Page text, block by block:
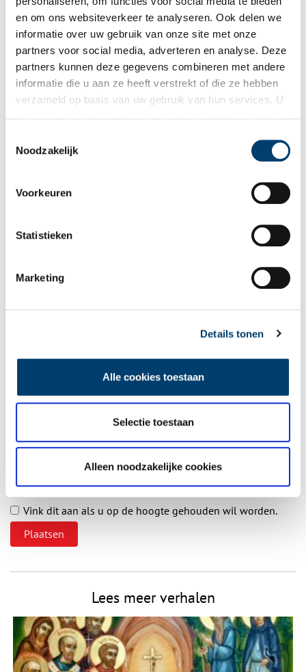
en om ons websiteverkeer te analyseren. Ook delen we
informatie over uw gebruik van onze site met onze
partners voor social media, adverteren en analyse. Deze
partners kunnen deze gegevens combineren met andere
informatie die u aan ze heeft verstrekt of die ze hebben
verzameld op basis van uw gebruik van hun services. U
Noodzakelijk
Voorkeuren
Statistieken
Marketing
Details tonen
Alle cookies toestaan
Selectie toestaan
Alleen noodzakelijke cookies
Publicatiedatum: 25/07/2011
Ontvang de nieuwsbrief
wekelijkse nieuwsbrief!
Vul deze informatie aan of geef een reactie.
Naam*
Vink dit aan als u op de hoogte gehouden wil worden.
Lees meer verhalen